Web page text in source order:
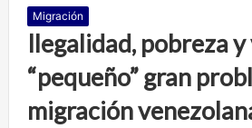
Migración
Ilegalidad, pobreza
“pequeño” gran
migración